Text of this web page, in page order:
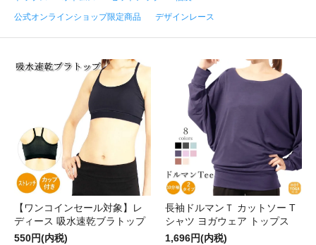
公式オンラインショップ限定商品
デザインレース
【ワンコインセール対象】レ
ディース 吸水速乾ブラトップ
550円(内税)
長袖ドルマンＴ カットソー T
シャツ ヨガウェア トップス
1,696円(内税)